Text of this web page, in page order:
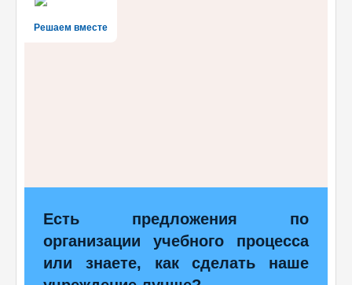
Решаем вместе
Есть предложения по
организации учебного процесса
или знаете, как сделать наше